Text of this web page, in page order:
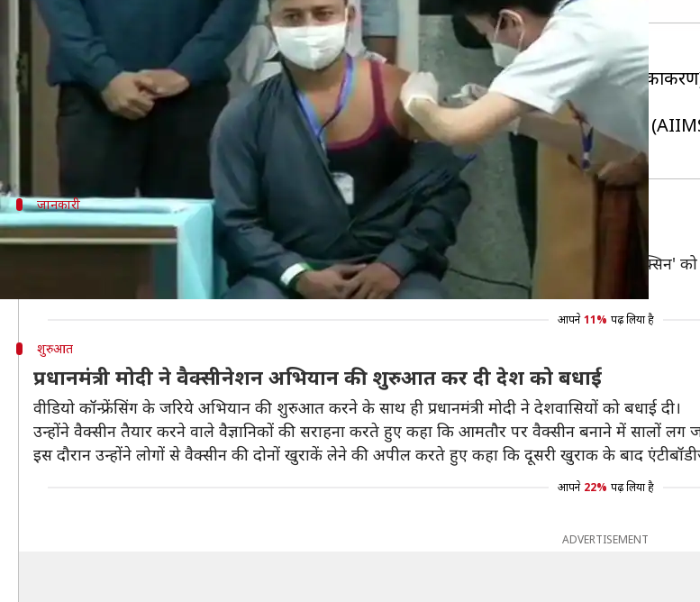
क्या है खबर?
कोरोना महामारी से राहत पाने के लिए देश में शनिवार से दुनिया के सबसे बड़े कोरोना वैक्सीनेशन
प्रधानमंत्री नरेंद्र मोदी ने सुबह वीडियो कॉन्फ्रेंसिंग के जरिये इसकीशुरुआतकी।
इसके बाद देश में कोरोना वैक्सीन का पहला टीका दिल्ली स्थित अखिल भारतीय आयुर्विज्ञान संस्थान
जानकारी
इन वैक्सीनों को मिली है आपात इस्तेमाल की मंजूरी
भारत में 3 जनवरी को सीरम इंस्टीट्यूट ऑफ इंडिया (SII) की 'कोविशील्ड' और भारत बायोटेक की 'कोवैक्सिन'
यूनिवर्सिटी ने विकसित किया है, वहीं 'कोवैक्सिन' पूरी तरह स्वदेशी वैक्सीन है।
आपने 11% पढ़ लिया है
शुरुआत
प्रधानमंत्री मोदी ने वैक्सीनेशन अभियान की शुरुआत कर दी देश को बधाई
वीडियो कॉन्फ्रेंसिंग के जरिये अभियान की शुरुआत करने के साथ ही प्रधानमंत्री मोदी ने देशवासियों को बधाई दी।
उन्होंने वैक्सीन तैयार करने वाले वैज्ञानिकों की सराहना करते हुए कहा कि आमतौर पर वैक्सीन बनाने में सालों
इस दौरान उन्होंने लोगों से वैक्सीन की दोनों खुराकें लेने की अपील करते हुए कहा कि दूसरी खुराक के बाद एंटीबॉडीज
आपने 22% पढ़ लिया है
ADVERTISEMENT